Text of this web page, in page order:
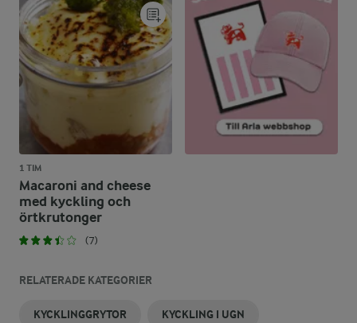
1 TIM
Macaroni and cheese
med kyckling och
örtkrutonger
(7)
RELATERADE KATEGORIER
KYCKLINGGRYTOR KYCKLING I UGN